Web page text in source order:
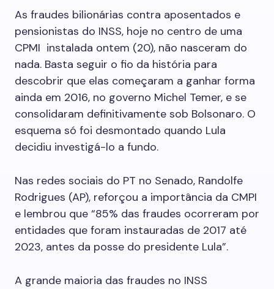
As fraudes bilionárias contra aposentados e
pensionistas do INSS, hoje no centro de uma
CPMI instalada ontem (20), não nasceram do
nada. Basta seguir o fio da história para
descobrir que elas começaram a ganhar forma
ainda em 2016, no governo Michel Temer, e se
consolidaram definitivamente sob Bolsonaro. O
esquema só foi desmontado quando Lula
decidiu investigá-lo a fundo.
Nas redes sociais do PT no Senado, Randolfe
Rodrigues (AP), reforçou a importância da CMPI
e lembrou que “85% das fraudes ocorreram por
entidades que foram instauradas de 2017 até
2023, antes da posse do presidente Lula”.
A grande maioria das fraudes no INSS